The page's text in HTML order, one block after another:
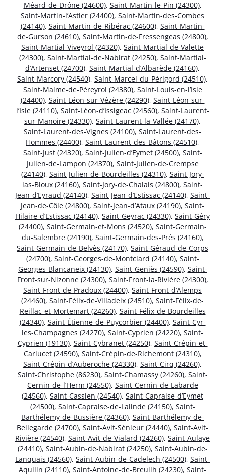
Méard-de-Drône (24600), Saint-Martin-le-Pin (24300),
Saint-Martin-l’Astier (24400), Saint-Martin-des-Combes
(24140), Saint-Martin-de-Ribérac (24600), Saint-Martin-
de-Gurson (24610), Saint-Martin-de-Fressengeas (24800),
Saint-Martial-Viveyrol (24320), Saint-Martial-de-Valette
(24300), Saint-Martial-de-Nabirat (24250), Saint-Martial-
d’Artenset (24700), Saint-Martial-d’Albarède (24160),
Saint-Marcory (24540), Saint-Marcel-du-Périgord (24510),
Saint-Maime-de-Péreyrol (24380), Saint-Louis-en-l’Isle
(24400), Saint-Léon-sur-Vézère (24290), Saint-Léon-sur-
l’Isle (24110), Saint-Léon-d’Issigeac (24560), Saint-Laurent-
sur-Manoire (24330), Saint-Laurent-la-Vallée (24170),
Saint-Laurent-des-Vignes (24100), Saint-Laurent-des-
Hommes (24400), Saint-Laurent-des-Bâtons (24510),
Saint-Just (24320), Saint-Julien-d’Eymet (24500), Saint-
Julien-de-Lampon (24370), Saint-Julien-de-Crempse
(24140), Saint-Julien-de-Bourdeilles (24310), Saint-Jory-
las-Bloux (24160), Saint-Jory-de-Chalais (24800), Saint-
Jean-d’Eyraud (24140), Saint-Jean-d’Estissac (24140), Saint-
Jean-de-Côle (24800), Saint-Jean-d’Ataux (24190), Saint-
Hilaire-d’Estissac (24140), Saint-Geyrac (24330), Saint-Géry
(24400), Saint-Germain-et-Mons (24520), Saint-Germain-
du-Salembre (24190), Saint-Germain-des-Prés (24160),
Saint-Germain-de-Belvès (24170), Saint-Géraud-de-Corps
(24700), Saint-Georges-de-Montclard (24140), Saint-
Georges-Blancaneix (24130), Saint-Geniès (24590), Saint-
Front-sur-Nizonne (24300), Saint-Front-la-Rivière (24300),
Saint-Front-de-Pradoux (24400), Saint-Front-d’Alemps
(24460), Saint-Félix-de-Villadeix (24510), Saint-Félix-de-
Reillac-et-Mortemart (24260), Saint-Félix-de-Bourdeilles
(24340), Saint-Étienne-de-Puycorbier (24400), Saint-Cyr-
les-Champagnes (24270), Saint-Cyprien (24220), Saint-
Cyprien (19130), Saint-Cybranet (24250), Saint-Crépin-et-
Carlucet (24590), Saint-Crépin-de-Richemont (24310),
Saint-Crépin-d’Auberoche (24330), Saint-Cirq (24260),
Saint-Christophe (86230), Saint-Chamassy (24260), Saint-
Cernin-de-l’Herm (24550), Saint-Cernin-de-Labarde
(24560), Saint-Cassien (24540), Saint-Capraise-d’Eymet
(24500), Saint-Capraise-de-Lalinde (24150), Saint-
Barthélemy-de-Bussière (24360), Saint-Barthélemy-de-
Bellegarde (24700), Saint-Avit-Sénieur (24440), Saint-Avit-
Rivière (24540), Saint-Avit-de-Vialard (24260), Saint-Aulaye
(24410), Saint-Aubin-de-Nabirat (24250), Saint-Aubin-de-
Lanquais (24560), Saint-Aubin-de-Cadelech (24500), Saint-
Aquilin (24110), Saint-Antoine-de-Breuilh (24230), Saint-